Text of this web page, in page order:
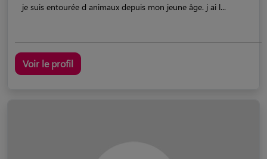
je suis entourée d animaux depuis mon jeune âge. j ai l...
Voir le profil